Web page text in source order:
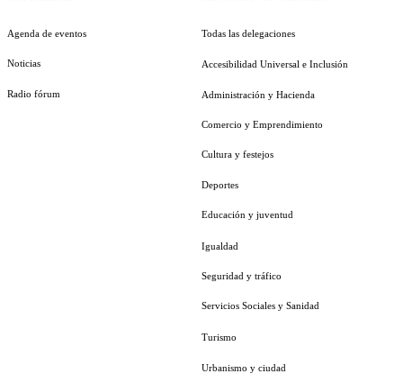
Agenda de eventos
Noticias
Radio fórum
Todas las delegaciones
Accesibilidad Universal e Inclusión
Administración y Hacienda
Comercio y Emprendimiento
Cultura y festejos
Deportes
Educación y juventud
Igualdad
Seguridad y tráfico
Servicios Sociales y Sanidad
Turismo
Urbanismo y ciudad